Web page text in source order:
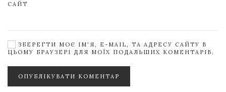
САЙТ
ЗБЕРЕГТИ МОЄ ІМ'Я, E-MAIL, ТА АДРЕСУ САЙТУ В
ЦЬОМУ БРАУЗЕРІ ДЛЯ МОЇХ ПОДАЛЬШИХ КОМЕНТАРІВ.
ОПУБЛІКУВАТИ КОМЕНТАР